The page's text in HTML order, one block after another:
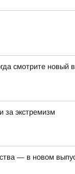
смотрите
за экстремизм
— в новом